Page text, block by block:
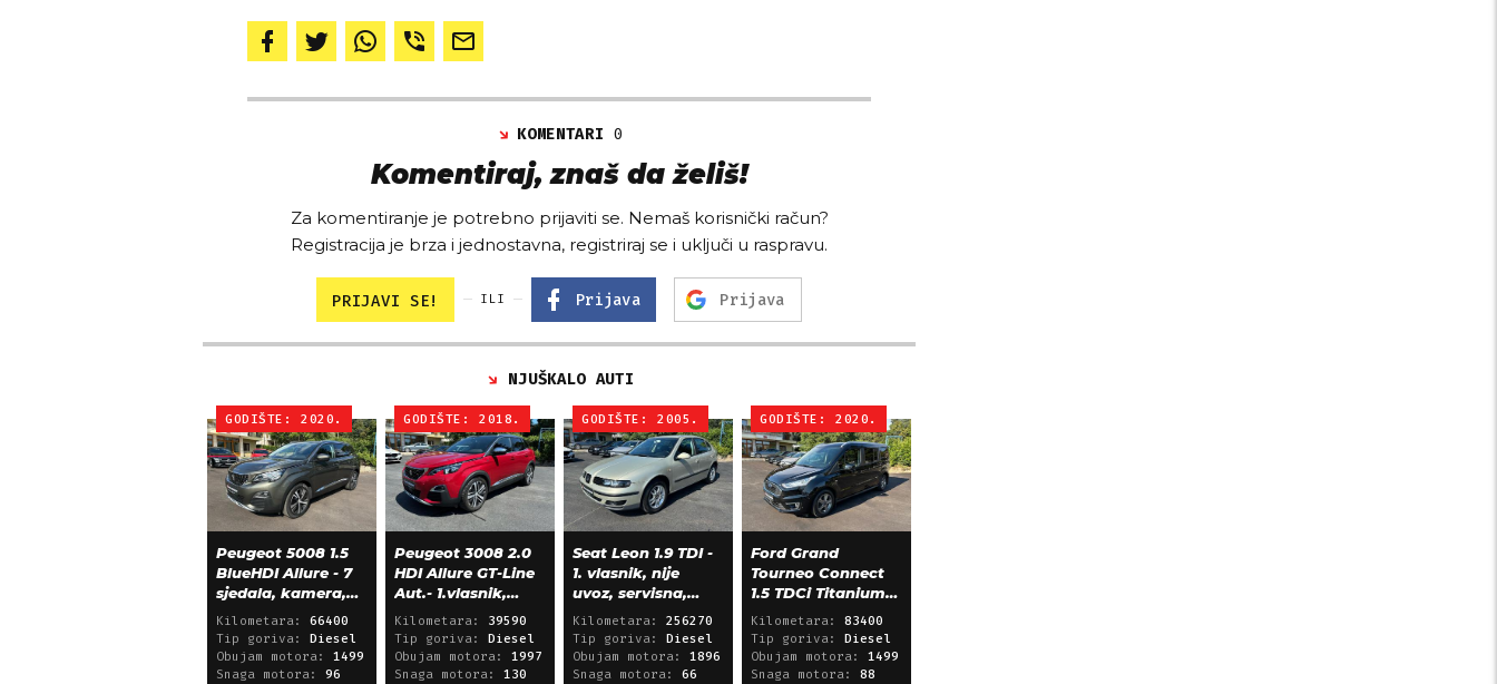
KOMENTARI0
Komentiraj, znaš da želiš!
Za komentiranje je potrebno prijaviti se. Nemaš korisnički račun?
Registracija je brza i jednostavna, registriraj se i uključi u raspravu.
PRIJAVI SE! ILI Prijava Prijava
NJUŠKALO AUTI
GODIŠTE: 2020.
Peugeot 5008 1.5
BlueHDI Allure - 7
sjedala, kamera,
alu 18, 66.000 km
Kilometara: 66400
Tip goriva:
Diesel
Obujam motora: 1499
Snaga motora: 96
GODIŠTE: 2020.
Ford Grand
Tourneo Connect
1.5 TDCi Titanium
L2 - panorama,
navigacija
Kilometara: 83400
Tip goriva:
Diesel
Obujam motora: 1499
Snaga motora: 88
GODIŠTE: 2018.
Peugeot 3008 2.0
HDI Allure GT-Line
Aut.- 1.vlasnik,
39.600 km!
Kilometara: 39590
Tip goriva:
Diesel
Obujam motora: 1997
Snaga motora: 130
GODIŠTE: 2005.
Seat Leon 1.9 TDI -
1. vlasnik, nije
uvoz, servisna,
klima, alu 15"
Kilometara: 256270
Tip goriva:
Diesel
Obujam motora: 1896
Snaga motora: 66